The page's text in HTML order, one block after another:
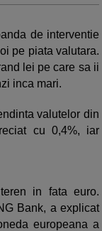
de interventie
pe piata valutara.
lei pe care sa ii
inca mari.
valutelor din
cu 0,4%, iar
in fata euro.
Bank, a explicat
europeana a